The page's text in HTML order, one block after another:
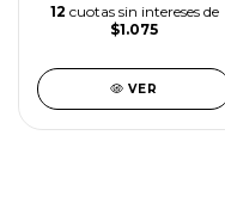
12 cuotas sin intereses de
$1.075
VER